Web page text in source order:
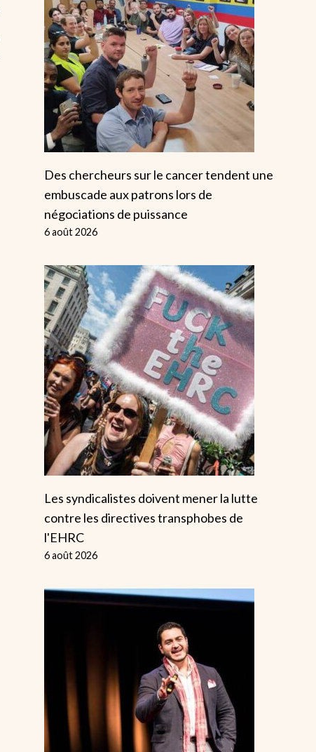
Gênes 2001 :
Quand Les Flics
Se Sont Révoltés
Mais Nous Avons
Secoué Les
Riches
Par 19 juillet 2026
Capitalisme,
Crime Et
Châtiment
Par Alice
27 octobre 2024
Des chercheurs sur le cancer tendent une
embuscade aux patrons lors de
négociations de puissance
6 août 2026
Les syndicalistes doivent mener la lutte
contre les directives transphobes de
l'EHRC
6 août 2026